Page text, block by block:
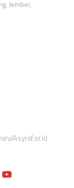
Jember,